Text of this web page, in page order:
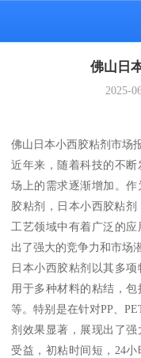
佛山日
2025-
佛山日本小西胶粘剂市场
近年来，随着科技的不
场上的需求逐渐增加。
胶粘剂，日本小西胶粘
工艺领域中有着广泛的
出了强大的竞争力和市场
日本小西胶粘剂以其多
用于多种材料的粘结，
等。特别是在针对PP、
剂效果显著，展现出了
受益，初粘时间短，24